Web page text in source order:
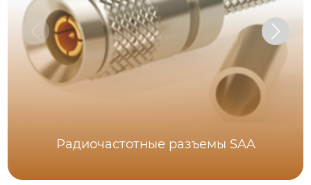
Радиочастотные разъемы SAA